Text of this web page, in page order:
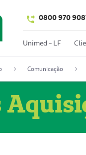
0800 970
Unimed - LF
Comunicação